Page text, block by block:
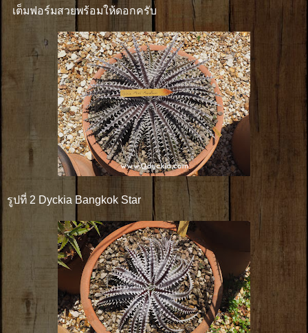
เต็มฟอร์มสวยพร้อมให้ดอกครับ
รูปที่ 2 Dyckia Bangkok Star